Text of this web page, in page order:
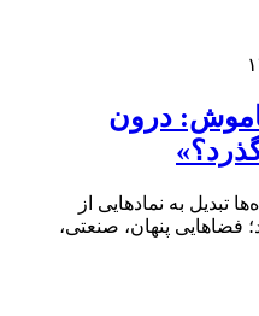
درون
تبدیل به نمادهایی از
پنهان، صنعتی،